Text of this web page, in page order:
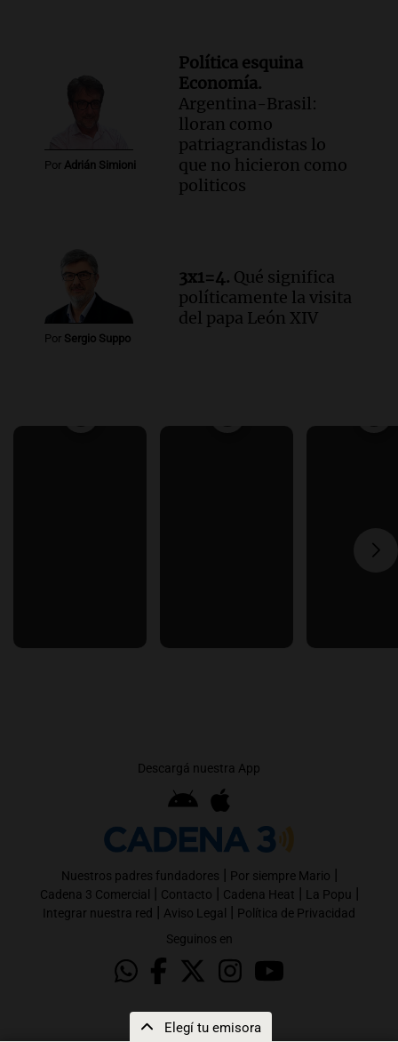
Elegí tu emisora
Por Adrián Simioni
Política esquina
Economía.
Argentina-Brasil:
lloran como
patriagrandistas lo
que no hicieron como
politicos
Por Sergio Suppo
3x1=4. Qué significa
políticamente la visita
del papa León XIV
Descargá nuestra App
Nuestros padres fundadores | Por siempre Mario |
Cadena 3 Comercial | Contacto | Cadena Heat | La Popu |
Integrar nuestra red | Aviso Legal | Política de Privacidad
Seguinos en